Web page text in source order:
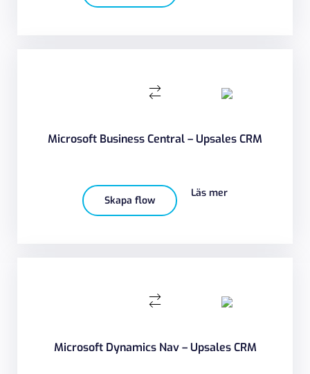
Microsoft Business Central – Upsales CRM
Skapa flow
Läs mer
Microsoft Dynamics Nav – Upsales CRM